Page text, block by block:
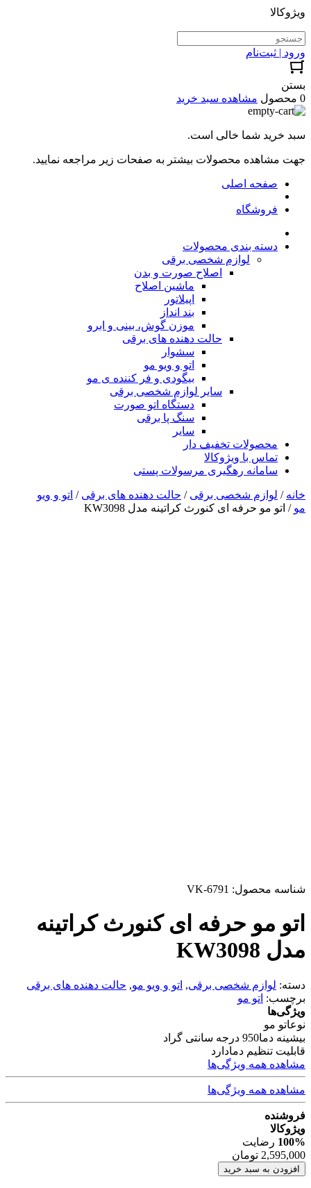
ویژوکالا
ورود | ثبت‌نام
بستن
0 محصول
مشاهده سبد خرید
سبد خرید شما خالی است.
جهت مشاهده محصولات بیشتر به صفحات زیر مراجعه نمایید.
صفحه اصلی
فروشگاه
دسته بندی محصولات
لوازم شخصی برقی
اصلاح صورت و بدن
ماشین اصلاح
اپیلاتور
بند انداز
موزن گوش، بینی و ابرو
حالت دهنده های برقی
سشوار
اتو و ویو مو
بیگودی و فر کننده ی مو
سایر لوازم شخصی برقی
دستگاه اتو صورت
سنگ پا برقی
سایر
محصولات تخفیف دار
تماس با ویژوکالا
سامانه رهگیری مرسولات پستی
خانه / لوازم شخصی برقی / حالت دهنده های برقی / اتو و ویو
مو / اتو مو حرفه ای کنورث کراتینه مدل KW3098
شناسه محصول: VK-6791
اتو مو حرفه ای کنورث کراتینه
مدل KW3098
دسته: لوازم شخصی برقی, اتو و ویو مو, حالت دهنده های برقی
برچسب: اتو مو
ویژگی‌ها
نوعاتو مو
بیشینه دما950 درجه سانتی گراد
قابلیت تنظیم دمادارد
مشاهده همه ویژگی‌ها
مشاهده همه ویژگی‌ها
فروشنده
ویژوکالا
100% رضایت
2,595,000 تومان
افزودن به سبد خرید